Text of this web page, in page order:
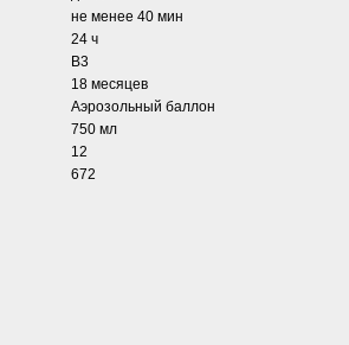
не менее 40 мин
24 ч
В3
18 месяцев
Аэрозольный баллон
750 мл
12
672